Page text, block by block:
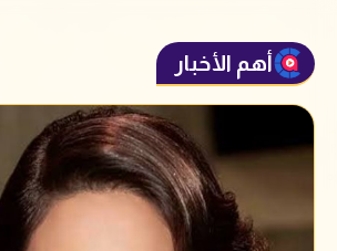
أهم الأخبار